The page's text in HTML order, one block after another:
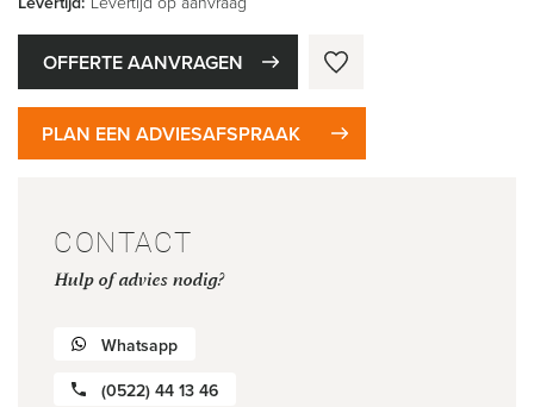
OFFERTE AANVRAGEN
PLAN EEN ADVIESAFSPRAAK
CONTACT
Hulp of advies nodig?
Whatsapp
(0522) 44 13 46